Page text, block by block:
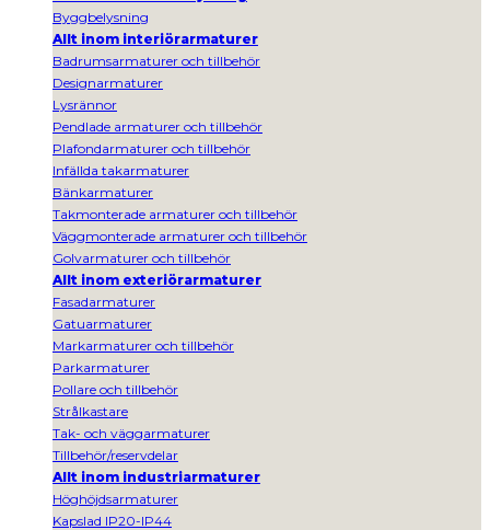
Byggbelysning
Allt inom interiörarmaturer
Badrumsarmaturer och tillbehör
Designarmaturer
Lysrännor
Pendlade armaturer och tillbehör
Plafondarmaturer och tillbehör
Infällda takarmaturer
Bänkarmaturer
Takmonterade armaturer och tillbehör
Väggmonterade armaturer och tillbehör
Golvarmaturer och tillbehör
Allt inom exteriörarmaturer
Fasadarmaturer
Gatuarmaturer
Markarmaturer och tillbehör
Parkarmaturer
Pollare och tillbehör
Strålkastare
Tak- och väggarmaturer
Tillbehör/reservdelar
Allt inom industriarmaturer
Höghöjdsarmaturer
Kapslad IP20-IP44